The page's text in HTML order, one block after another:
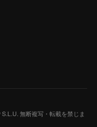
無断複写・転載を禁じま